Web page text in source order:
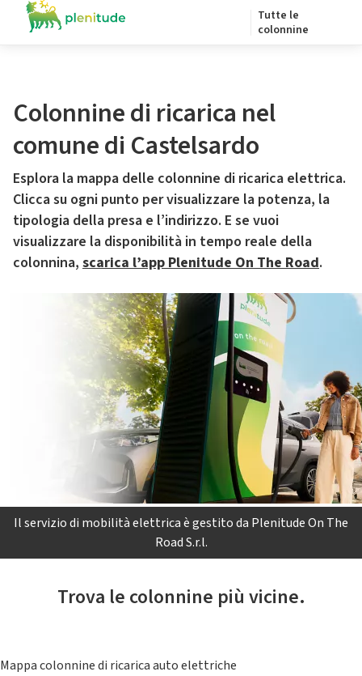
Tutte le
colonnine
Colonnine di ricarica nel
comune di Castelsardo
Esplora la mappa delle colonnine di ricarica elettrica.
Clicca su ogni punto per visualizzare la potenza, la
tipologia della presa e l’indirizzo. E se vuoi
visualizzare la disponibilità in tempo reale della
colonnina, scarica l’app Plenitude On The Road.
Il servizio di mobilità elettrica è gestito da Plenitude On The
Road S.r.l.
Trova le colonnine più vicine.
Mappa colonnine di ricarica auto elettriche